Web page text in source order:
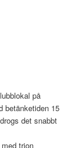
på
betänketiden 15
det snabbt
trion